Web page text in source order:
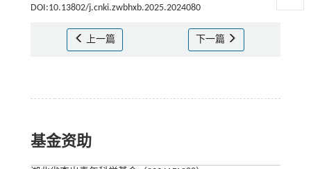
DOI:10.13802/j.cnki.zwbhxb.2025.2024080
上一篇 下一篇
基金资助